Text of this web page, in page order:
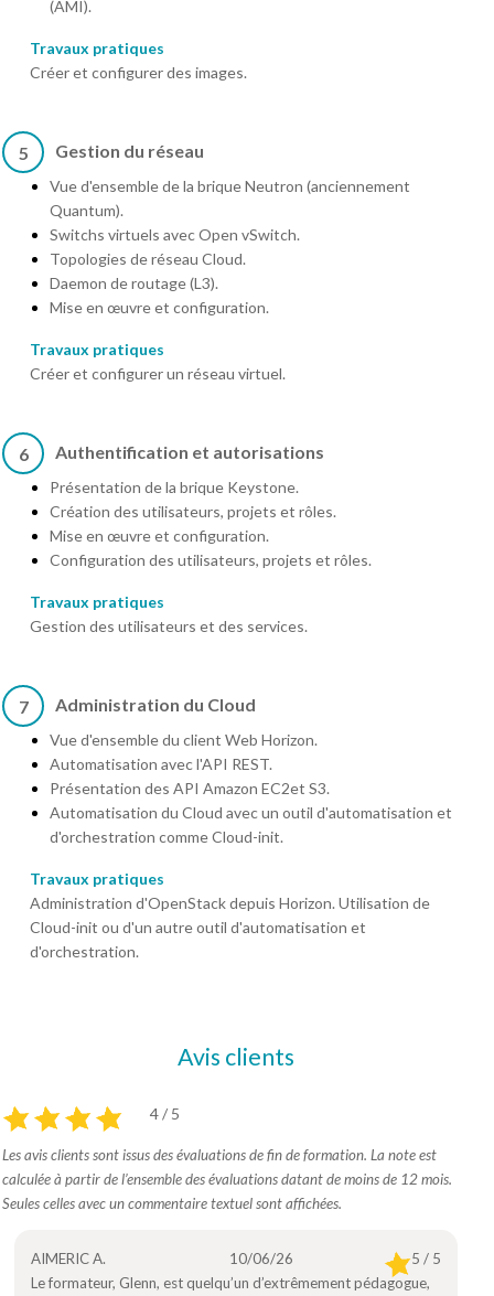
(AMI).
Travaux pratiques
Créer et configurer des images.
5 Gestion du réseau
Vue d'ensemble de la brique Neutron (anciennement
Quantum).
Switchs virtuels avec Open vSwitch.
Topologies de réseau Cloud.
Daemon de routage (L3).
Mise en œuvre et configuration.
Travaux pratiques
Créer et configurer un réseau virtuel.
6 Authentification et autorisations
Présentation de la brique Keystone.
Création des utilisateurs, projets et rôles.
Mise en œuvre et configuration.
Configuration des utilisateurs, projets et rôles.
Travaux pratiques
Gestion des utilisateurs et des services.
7 Administration du Cloud
Vue d'ensemble du client Web Horizon.
Automatisation avec l'API REST.
Présentation des API Amazon EC2et S3.
Automatisation du Cloud avec un outil d'automatisation et
d'orchestration comme Cloud-init.
Travaux pratiques
Administration d'OpenStack depuis Horizon. Utilisation de
Cloud-init ou d'un autre outil d'automatisation et
d'orchestration.
Avis clients
4 / 5
Les avis clients sont issus des évaluations de fin de formation. La note est
calculée à partir de l’ensemble des évaluations datant de moins de 12 mois.
Seules celles avec un commentaire textuel sont affichées.
AIMERIC A. 10/06/26
5 / 5
Le formateur, Glenn, est quelqu’un d’extrêmement pédagogue,